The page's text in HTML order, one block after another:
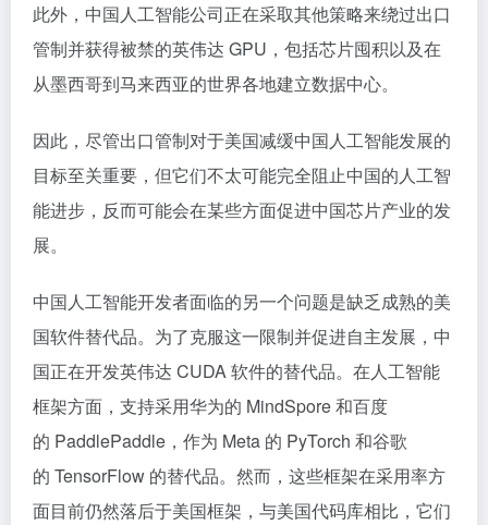
此外，中国人工智能公司正在采取其他策略来绕过出口
管制并获得被禁的英伟达 GPU，包括芯片囤积以及在
从墨西哥到马来西亚的世界各地建立数据中心。
因此，尽管出口管制对于美国减缓中国人工智能发展的
目标至关重要，但它们不太可能完全阻止中国的人工智
能进步，反而可能会在某些方面促进中国芯片产业的发
展。
中国人工智能开发者面临的另一个问题是缺乏成熟的美
国软件替代品。为了克服这一限制并促进自主发展，中
国正在开发英伟达 CUDA 软件的替代品。在人工智能
框架方面，支持采用华为的 MindSpore 和百度
的 PaddlePaddle，作为 Meta 的 PyTorch 和谷歌
的 TensorFlow 的替代品。然而，这些框架在采用率方
面目前仍然落后于美国框架，与美国代码库相比，它们